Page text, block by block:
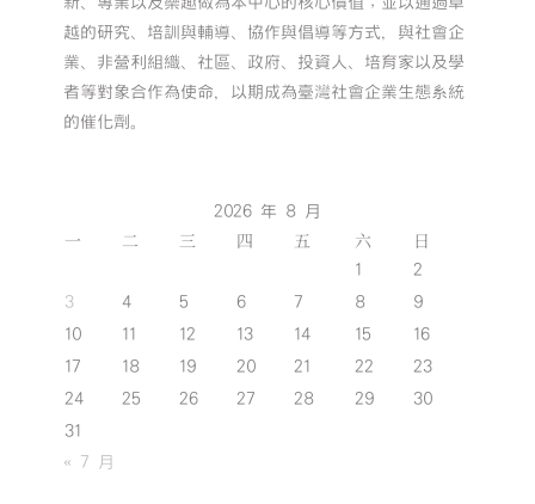
越的研究、培訓與輔導、協作與倡導等方式，與社會企
業、非營利組織、社區、政府、投資人、培育家以及學
者等對象合作為使命，以期成為臺灣社會企業生態系統
的催化劑。
2026 年 8 月
一 二 三 四 五 六 日
1
2
3
4 5 6 7 8
9
10
11 12 13 14 15
16
17
18 19 20 21 22
23
24
25 26 27 28 29
30
31
« 7 月